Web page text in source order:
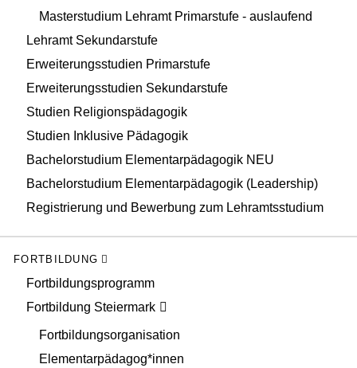
Masterstudium Lehramt Primarstufe - auslaufend
Lehramt Sekundarstufe
Erweiterungsstudien Primarstufe
Erweiterungsstudien Sekundarstufe
Studien Religionspädagogik
Studien Inklusive Pädagogik
Bachelorstudium Elementarpädagogik NEU
Bachelorstudium Elementarpädagogik (Leadership)
Registrierung und Bewerbung zum Lehramtsstudium
FORTBILDUNG
Fortbildungsprogramm
Fortbildung Steiermark
Fortbildungsorganisation
Elementarpädagog*innen